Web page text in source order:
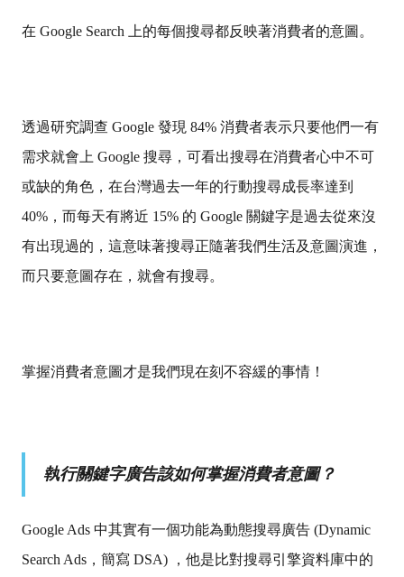
在 Google Search 上的每個搜尋都反映著消費者的意圖。
透過研究調查 Google 發現 84% 消費者表示只要他們一有
需求就會上 Google 搜尋，可看出搜尋在消費者心中不可
或缺的角色，在台灣過去一年的行動搜尋成長率達到
40%，而每天有將近 15% 的 Google 關鍵字是過去從來沒
有出現過的，這意味著搜尋正隨著我們生活及意圖演進，
而只要意圖存在，就會有搜尋。
掌握消費者意圖才是我們現在刻不容緩的事情！
執行關鍵字廣告該如何掌握消費者意圖？
Google Ads 中其實有一個功能為動態搜尋廣告 (Dynamic
Search Ads，簡寫 DSA) ，他是比對搜尋引擎資料庫中的